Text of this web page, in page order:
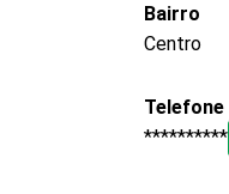
Bairro
Centro
Telefone
**********